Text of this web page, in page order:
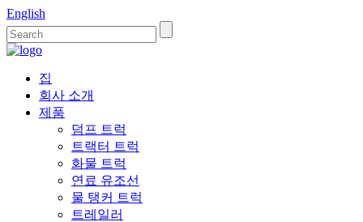
English
집
회사 소개
제품
덤프 트럭
트랙터 트럭
화물 트럭
연료 유조선
물 탱커 트럭
트레일러